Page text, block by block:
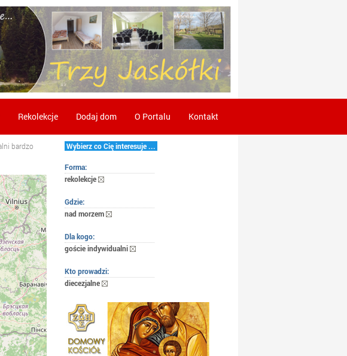
Kontakt
O Portalu
Dodaj dom
Rekolekcje
bardzo
Wybierz co Cię interesuje ...
Forma:
rekolekcje
Gdzie:
nad morzem
Dla kogo:
goście indywidualni
Kto prowadzi:
diecezjalne